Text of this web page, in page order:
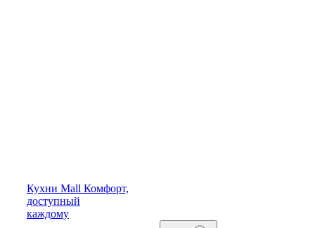
Кухни Mall Комфорт,
доступный
каждому